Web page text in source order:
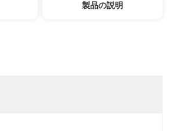
製品の説明